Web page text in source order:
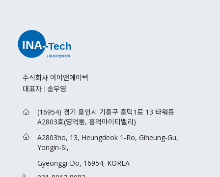
주식회사 아이앤에이텍
대표자 : 송무영
(16954) 경기 용인시 기흥구 흥덕1로 13 타워동
A2803호(영덕동, 흥덕아이티밸리)
A2803ho, 13, Heungdeok 1-Ro, Giheung-Gu,
Yongin-Si,
Gyeonggi-Do, 16954, KOREA